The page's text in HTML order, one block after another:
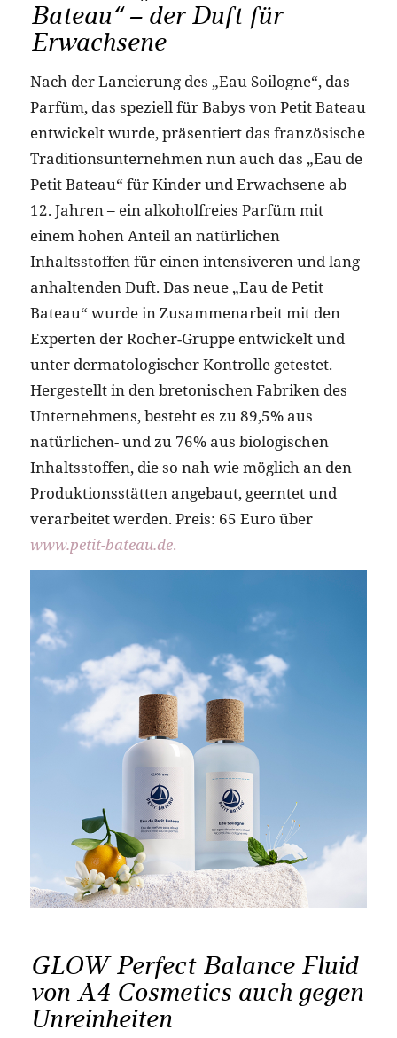
Bateau“ – der Duft für
Erwachsene
Nach der Lancierung des „Eau Soilogne“, das
Parfüm, das speziell für Babys von Petit Bateau
entwickelt wurde, präsentiert das französische
Traditionsunternehmen nun auch das „Eau de
Petit Bateau“ für Kinder und Erwachsene ab
12. Jahren – ein alkoholfreies Parfüm mit
einem hohen Anteil an natürlichen
Inhaltsstoffen für einen intensiveren und lang
anhaltenden Duft. Das neue „Eau de Petit
Bateau“ wurde in Zusammenarbeit mit den
Experten der Rocher-Gruppe entwickelt und
unter dermatologischer Kontrolle getestet.
Hergestellt in den bretonischen Fabriken des
Unternehmens, besteht es zu 89,5% aus
natürlichen- und zu 76% aus biologischen
Inhaltsstoffen, die so nah wie möglich an den
Produktionsstätten angebaut, geerntet und
verarbeitet werden. Preis: 65 Euro über
www.petit-bateau.de.
GLOW Perfect Balance Fluid
von A4 Cosmetics auch gegen
Unreinheiten